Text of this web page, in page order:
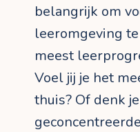
belangrijk om
leeromgeving
meest
Voel jij je het
thuis? Of denk